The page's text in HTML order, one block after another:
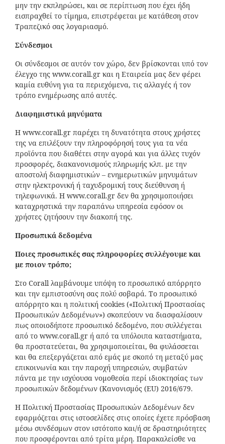
μην την εκπληρώσει, και σε περίπτωση που έχει ήδη
εισπραχθεί το τίμημα, επιστρέφεται με κατάθεση στον
Τραπεζικό σας λογαριασμό.
Σύνδεσμοι
Οι σύνδεσμοι σε αυτόν τον χώρο, δεν βρίσκονται υπό τον
έλεγχο της www.corall.gr και η Εταιρεία μας δεν φέρει
καμία ευθύνη για τα περιεχόμενα, τις αλλαγές ή τον
τρόπο ενημέρωσης από αυτές.
Διαφημιστικά μηνύματα
Η www.corall.gr παρέχει τη δυνατότητα στους χρήστες
της να επιλέξουν την πληροφόρησή τους για τα νέα
προϊόντα που διαθέτει στην αγορά και για άλλες τυχόν
προσφορές, διακανονισμούς πληρωμής κλπ. με την
αποστολή διαφημιστικών – ενημερωτικών μηνυμάτων
στην ηλεκτρονική ή ταχυδρομική τους διεύθυνση ή
τηλεφωνικά. Η www.corall.gr δεν θα χρησιμοποιήσει
καταχρηστικά την παραπάνω υπηρεσία εφόσον οι
χρήστες ζητήσουν την διακοπή της.
Προσωπικά δεδομένα
Ποιες προσωπικές σας πληροφορίες συλλέγουμε και
με ποιον τρόπο;
Στo Corall λαμβάνουμε υπόψη το προσωπικό απόρρητο
και την εμπιστοσύνη σας πολύ σοβαρά. Το προσωπικό
απόρρητο και η πολιτική cookies («Πολιτική Προστασίας
Προσωπικών Δεδομένων») σκοπεύουν να διασφαλίσουν
πως οποιοδήποτε προσωπικό δεδομένο, που συλλέγεται
από το www.corall.gr ή από τα υπόλοιπα καταστήματα,
θα προστατεύεται, θα χρησιμοποιείται, θα φυλάσσεται
και θα επεξεργάζεται από εμάς με σκοπό τη μεταξύ μας
επικοινωνία και την παροχή υπηρεσιών, συμβατών
πάντα με την ισχύουσα νομοθεσία περί ιδιοκτησίας των
προσωπικών δεδομένων (Κανονισμός (EU) 2016/679.
Η Πολιτική Προστασίας Προσωπικών Δεδομένων δεν
εφαρμόζεται στις ιστοσελίδες στις οποίες έχετε πρόσβαση
μέσω συνδέσμων στον ιστότοπο και/ή σε δραστηριότητες
που προσφέρονται από τρίτα μέρη. Παρακαλείσθε να